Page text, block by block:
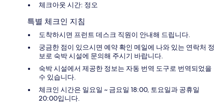
체크아웃 시간: 정오
특별 체크인 지침
도착하시면 프런트 데스크 직원이 안내해 드립니다.
궁금한 점이 있으시면 예약 확인 메일에 나와 있는 연락처 정
보로 숙박 시설에 문의해 주시기 바랍니다.
숙박 시설에서 제공한 정보는 자동 번역 도구로 번역되었을
수 있습니다.
체크인 시간은 일요일 ~ 금요일 18:00, 토요일과 공휴일
20:00입니다.